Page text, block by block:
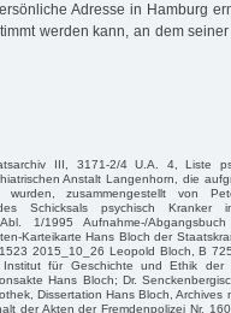
Adresse in Hamburg
werden kann, an dem
III, 3171-2/4 U.A. 4, Liste
Anstalt Langenhorn, die
wurden, zusammengestellt von
Schicksals psychisch Kranker
1/1995 Aufnahme-/
Karteikarte Hans Bloch der
2015_10_26 Leopold Bloch, B
für Geschichte und Ethik der
Hans Bloch; Dr.
Dissertation Hans Bloch, Archives
der Akten der Fremdenpolizei Nr.